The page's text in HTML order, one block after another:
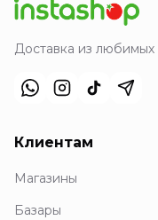
Доставка из любимых
Клиентам
Магазины
Базары